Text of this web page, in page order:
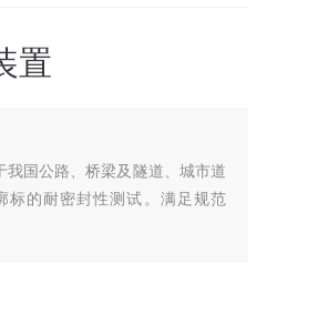
置
国公路、桥梁及隧道、城市道
标的耐密封性测试。满足规范